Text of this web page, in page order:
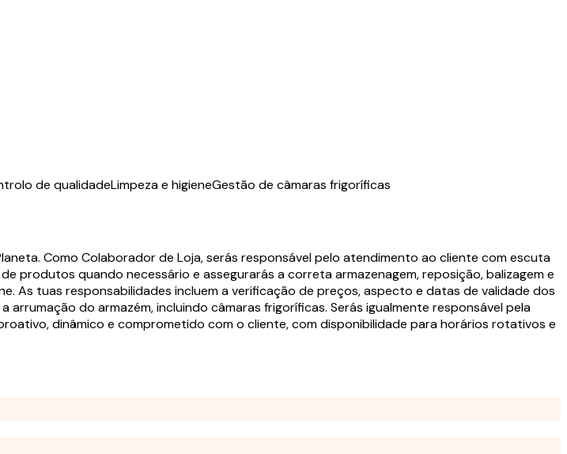
de qualidadeLimpeza e higieneGestão de câmaras frigoríficas
Como Colaborador de Loja, serás responsável pelo atendimento ao cliente com escuta
produtos quando necessário e assegurarás a correta armazenagem, reposição, balizagem e
As tuas responsabilidades incluem a verificação de preços, aspecto e datas de validade dos
do armazém, incluindo câmaras frigoríficas. Serás igualmente responsável pela
dinâmico e comprometido com o cliente, com disponibilidade para horários rotativos e